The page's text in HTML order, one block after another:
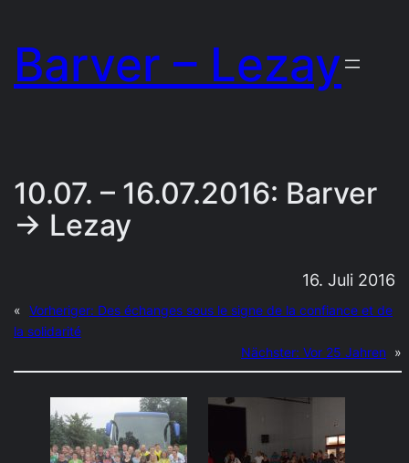
Inhalt
springen
Barver – Lezay
10.07. – 16.07.2016: Barver
→ Lezay
16. Juli 2016
« Vorheriger: Des échanges sous le signe de la confiance et de
la solidarité
Nächster: Vor 25 Jahren »